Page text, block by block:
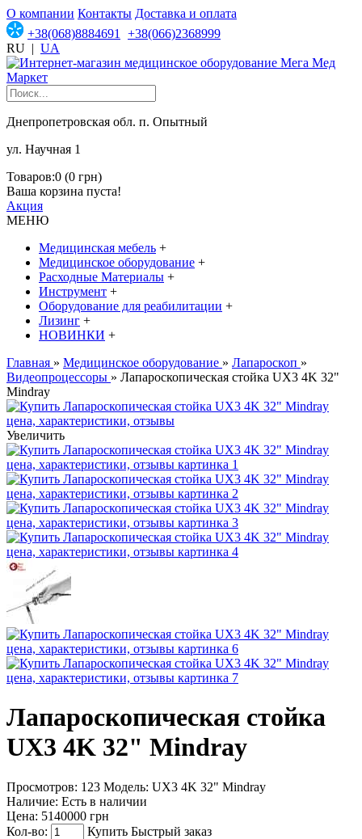
О компании Контакты Доставка и оплата
+38(068)8884691
+38(066)2368999
RU | UA
Днепропетровская обл. п. Опытный
ул. Научная 1
Товаров:0 (0 грн)
Ваша корзина пуста!
Акция
МЕНЮ
Медицинская мебель +
Медицинское оборудование +
Расходные Материалы +
Инструмент +
Оборудование для реабилитации +
Лизинг +
НОВИНКИ +
Главная » Медицинское оборудование » Лапароскоп »
Видеопроцессоры » Лапароскопическая стойка UX3 4K 32"
Mindray
Увеличить
Лапароскопическая стойка
UX3 4K 32" Mindray
Просмотров: 123 Модель: UX3 4K 32" Mindray
Наличие: Есть в наличии
Цена: 5140000 грн
Кол-во:
Купить Быстрый заказ